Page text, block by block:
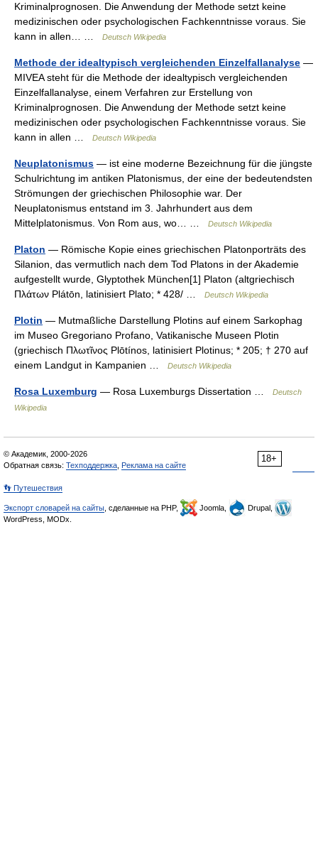
Kriminalprognosen. Die Anwendung der Methode setzt keine
medizinischen oder psychologischen Fachkenntnisse voraus. Sie
kann in allen… …
Deutsch Wikipedia
Methode der idealtypisch vergleichenden Einzelfallanalyse —
MIVEA steht für die Methode der idealtypisch vergleichenden
Einzelfallanalyse, einem Verfahren zur Erstellung von
Kriminalprognosen. Die Anwendung der Methode setzt keine
medizinischen oder psychologischen Fachkenntnisse voraus. Sie
kann in allen …
Deutsch Wikipedia
Neuplatonismus — ist eine moderne Bezeichnung für die jüngste
Schulrichtung im antiken Platonismus, der eine der bedeutendsten
Strömungen der griechischen Philosophie war. Der
Neuplatonismus entstand im 3. Jahrhundert aus dem
Mittelplatonismus. Von Rom aus, wo… …
Deutsch Wikipedia
Platon — Römische Kopie eines griechischen Platonporträts des
Silanion, das vermutlich nach dem Tod Platons in der Akademie
aufgestellt wurde, Glyptothek München[1] Platon (altgriechisch
Πλάτων Plátōn, latinisiert Plato; * 428/ …
Deutsch Wikipedia
Plotin — Mutmaßliche Darstellung Plotins auf einem Sarkophag
im Museo Gregoriano Profano, Vatikanische Museen Plotin
(griechisch Πλωτῖνος Plōtínos, latinisiert Plotinus; * 205; † 270 auf
einem Landgut in Kampanien …
Deutsch Wikipedia
Rosa Luxemburg — Rosa Luxemburgs Dissertation …
Deutsch
Wikipedia
18+
© Академик, 2000-2026
Обратная связь: Техподдержка Реклама на сайте
👣 Путешествия
Экспорт словарей на сайты , сделанные на PHP, Joomla,
Drupal,
WordPress, MODx.